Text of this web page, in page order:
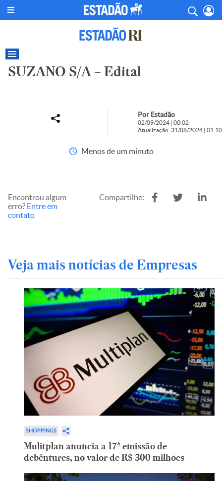
SUZANO S/A – Edital
Por Estadão
02/09/2024 | 00:02
Atualização: 31/08/2024 | 01:10
Menos de um minuto
Encontrou algum
erro? Entre em
contato
Compartilhe:
Veja mais notícias de Empresas
SHOPPINGS
Mulitplan anuncia a 17ª emissão de
debêntures, no valor de R$ 300 milhões